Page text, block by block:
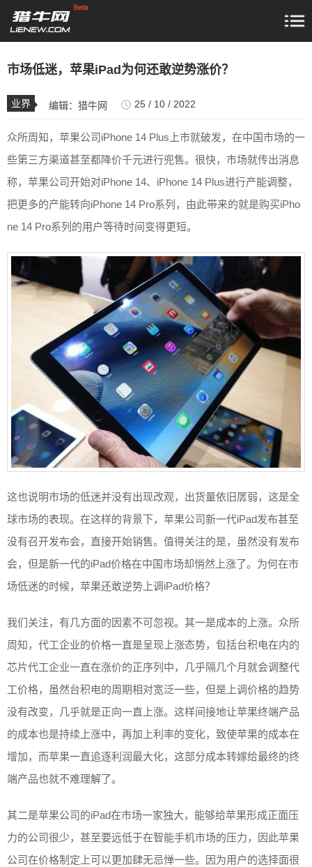
市场低迷，苹果iPad为何还敢逆势涨价？
业界 编辑： 猎牛网 25 / 10 / 2022
众所周知，苹果公司iPhone 14 Plus上市就破发，在中国市场的一
些第三方渠道甚至都降价千元进行兜售。很快，市场就传出消息
称，苹果公司开始对iPhone 14、iPhone 14 Plus进行产能调整，
把更多的产能转向iPhone 14 Pro系列，由此带来的就是购买iPho
ne 14 Pro系列的用户等待时间变得更短。
这也说明市场的低迷并没有出现改观，出货量依旧孱弱，这是全
球市场的表现。在这样的背景下，苹果公司新一代iPad发布甚至
没有召开发布会，直接开始销售。值得关注的是，虽然没有发布
会，但是新一代的iPad价格在中国市场却悄然上涨了。为何在市
场低迷的时候，苹果还敢逆势上调iPad价格？
我们关注，有几方面的因素不可忽视。其一是成本的上涨。众所
周知，代工企业的价格一直是呈现上涨态势，包括台积电在内的
芯片代工企业一直在涨价的正序列中，几乎隔几个月就会调整代
工价格，虽然台积电的周期相对宽泛一些，但是上调价格的趋势
没有改变，几乎就是正向一直上涨。这样间接地让苹果终端产品
的成本也是持续上涨中，再加上利率的变化，致使苹果的成本在
增加，而苹果一直追逐利润最大化，这部分成本转嫁给最终的终
端产品也就不难理解了。
其二是苹果公司的iPad在市场一家独大，能够给苹果形成正面压
力的公司很少，甚至要远低于在智能手机市场的压力，因此苹果
公司在价格制定上可以更加肆无忌惮一些。因为用户的选择面很